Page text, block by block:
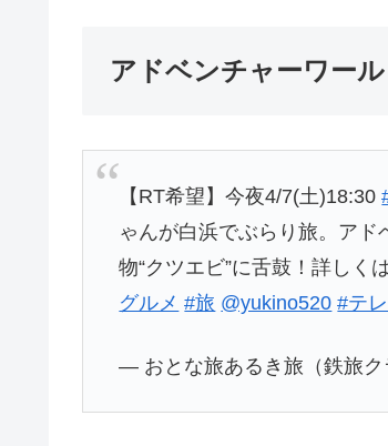
アドベンチャーワー
【RT希望】今夜4/7(土)18:30
ゃんが白浜でぶらり旅。ア
物“クツエビ”に舌鼓！詳しく
グルメ #旅 @yukino520 #テ
— おとな旅あるき旅（鉄旅ク